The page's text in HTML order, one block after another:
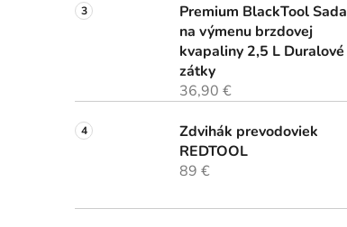
Premium BlackTool Sada
na výmenu brzdovej
kvapaliny 2,5 L Duralové
zátky
36,90 €
Zdvihák prevodoviek
REDTOOL
89 €